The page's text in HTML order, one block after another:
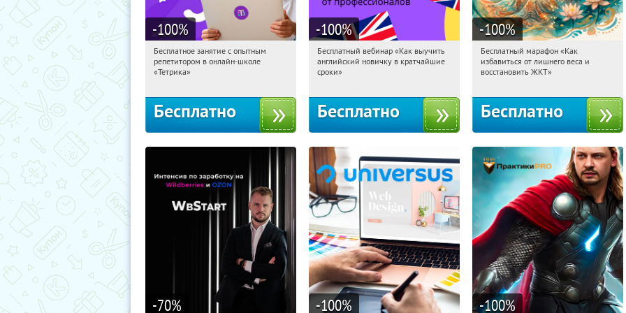
-100%
20:28:02 Получили:
Москва, Россия
Бесплатное занятие с опытным
репетитором в онлайн-школе
«Тетрика»
Бесплатно
-100%
20:28:02 Получили:16
Россия
Бесплатный вебинар «Как выучить
английский новичку в кратчайшие
сроки»
Бесплатно
-100%
20:28:02 Получили:
Россия
Бесплатный марафон «Как
избавиться от лишнего веса и
восстановить ЖКТ»
Бесплатно
-70% -100% -100%